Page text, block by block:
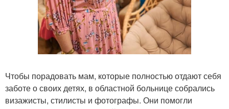
Чтобы порадовать мам, которые полностью отдают себя
заботе о своих детях, в областной больнице собрались
визажисты, стилисты и фотографы. Они помогли